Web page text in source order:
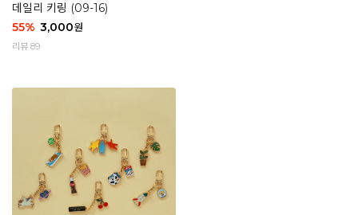
데일리 키링 (09-16)
55% 3,000원
리뷰 89